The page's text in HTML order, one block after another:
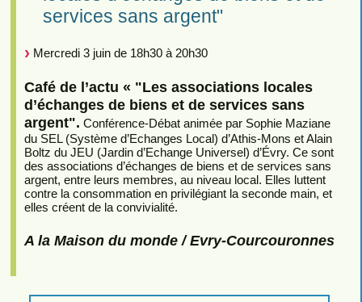
services sans argent"
Mercredi 3 juin de 18h30 à 20h30
Café de l’actu « "Les associations locales
d’échanges de biens et de services sans
argent". Conférence-Débat animée par Sophie Maziane
du SEL (Système d’Echanges Local) d’Athis-Mons et Alain
Boltz du JEU (Jardin d’Echange Universel) d’Évry. Ce sont
des associations d’échanges de biens et de services sans
argent, entre leurs membres, au niveau local. Elles luttent
contre la consommation en privilégiant la seconde main, et
elles créent de la convivialité.
A la Maison du monde / Evry-Courcouronnes